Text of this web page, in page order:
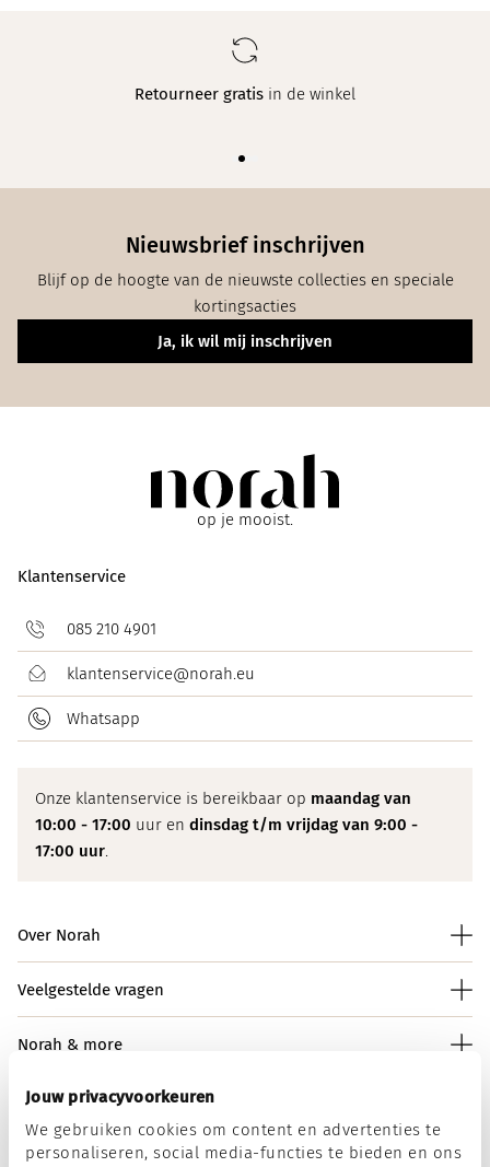
Jouw privacyvoorkeuren
We gebruiken cookies om content en advertenties te
personaliseren, social media-functies te bieden en ons
Retourneer gratis in de winkel
Nieuwsbrief inschrijven
Blijf op de hoogte van de nieuwste collecties en speciale
kortingsacties
Ja, ik wil mij inschrijven
op je mooist.
Klantenservice
085 210 4901
klantenservice@norah.eu
Whatsapp
Onze klantenservice is bereikbaar op maandag van
10:00 - 17:00 uur en dinsdag t/m vrijdag van 9:00 -
17:00 uur.
Over Norah
Veelgestelde vragen
Norah & more
Norah op social media